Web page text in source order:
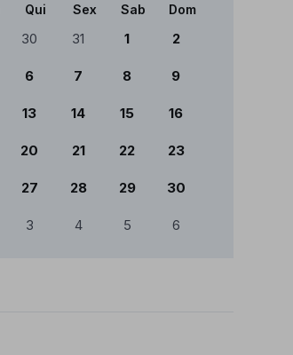
Qui Sex Sab Dom
30 31 1 2
6 7 8 9
13 14 15 16
20 21 22 23
27 28 29 30
3 4 5 6